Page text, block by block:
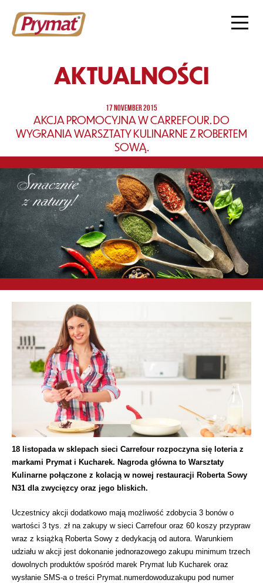
AKTUALNOŚCI
17 NOVEMBER 2015
AKCJA PROMOCYJNA W CARREFOUR. DO
WYGRANIA WARSZTATY KULINARNE Z ROBERTEM
SOWĄ.
18 listopada w sklepach sieci Carrefour rozpoczyna się loteria z
markami Prymat i Kucharek. Nagroda główna to Warsztaty
Kulinarne połączone z kolacją w nowej restauracji Roberta Sowy
N31 dla zwycięzcy oraz jego bliskich.
Uczestnicy akcji dodatkowo mają możliwość zdobycia 3 bonów o
wartości 3 tys. zł na zakupy w sieci Carrefour oraz 60 koszy przypraw
wraz z książką Roberta Sowy z dedykacją od autora. Warunkiem
udziału w akcji jest dokonanie jednorazowego zakupu minimum trzech
dowolnych produktów spośród marek Prymat lub Kucharek oraz
wysłanie SMS-a o treści Prymat.numerdowoduzakupu pod numer